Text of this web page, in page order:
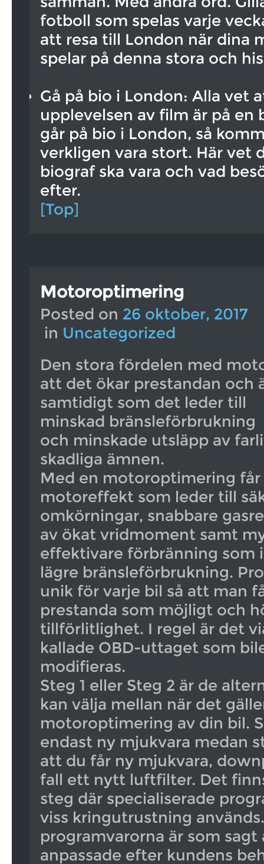
fotboll som spelas varje
att resa till London när dina
spelar på denna stora och
Gå på bio i London: Alla vet
upplevelsen av film är på en
går på bio i London, så
verkligen vara stort. Här vet
biograf ska vara och vad
efter.
[Top]
Motoroptimering
Posted on 26 oktober, 2017
in Uncategorized
Den stora fördelen med
att det ökar prestandan och
samtidigt som det leder till
minskad bränsleförbrukning
och minskade utsläpp av
skadliga ämnen.
Med en motoroptimering får
motoreffekt som leder till
omkörningar, snabbare
av ökat vridmoment samt
effektivare förbränning som
lägre bränsleförbrukning.
unik för varje bil så att man
prestanda som möjligt och
tillförlitlighet. I regel är det
kallade OBD-uttaget som
modifieras.
Steg 1 eller Steg 2 är de
kan välja mellan när det
motoroptimering av din bil.
endast ny mjukvara medan
att du får ny mjukvara,
fall ett nytt luftfilter. Det
steg där specialiserade
viss kringutrustning
programvarorna är som sagt
anpassade efter kundens